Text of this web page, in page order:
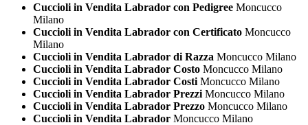
Cuccioli in Vendita Labrador con Pedigree Moncucco
Milano
Cuccioli in Vendita Labrador con Certificato Moncucco
Milano
Cuccioli in Vendita Labrador di Razza Moncucco Milano
Cuccioli in Vendita Labrador Costo Moncucco Milano
Cuccioli in Vendita Labrador Costi Moncucco Milano
Cuccioli in Vendita Labrador Prezzi Moncucco Milano
Cuccioli in Vendita Labrador Prezzo Moncucco Milano
Cuccioli in Vendita Labrador Moncucco Milano